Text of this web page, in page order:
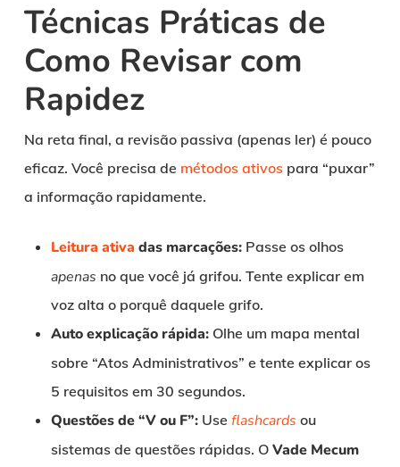
Técnicas Práticas de
Como Revisar com
Rapidez
Na reta final, a revisão passiva (apenas ler) é pouco
eficaz. Você precisa de métodos ativospara “puxar”
a informação rapidamente.
Leitura ativa das marcações:Passe os olhos
apenas no que você já grifou. Tente explicar em
voz alta o porquê daquele grifo.
Auto explicação rápida:Olhe um mapa mental
sobre “Atos Administrativos” e tente explicar os
5 requisitos em 30 segundos.
Questões de “V ou F”:Use flashcards ou
sistemas de questões rápidas. O Vade Mecum